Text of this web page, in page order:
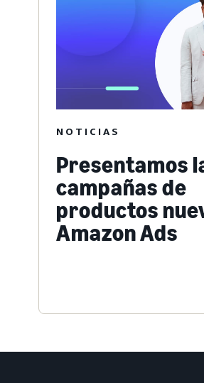
NOTICIAS
Presentamos
campañas de
productos
Amazon Ads